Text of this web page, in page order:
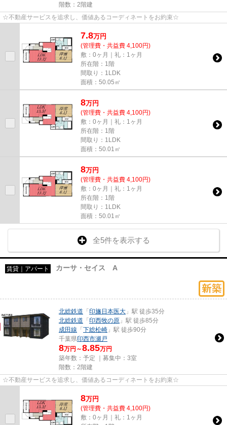
階数：2階建
☆不動産サービスを追求し、価値あるコーディネートをお約束☆
7.8万円
(管理費・共益費 4,100円)
敷：0ヶ月｜礼：1ヶ月
所在階：1階
間取り：1LDK
面積：50.05㎡
8万円
(管理費・共益費 4,100円)
敷：0ヶ月｜礼：1ヶ月
所在階：1階
間取り：1LDK
面積：50.01㎡
8万円
(管理費・共益費 4,100円)
敷：0ヶ月｜礼：1ヶ月
所在階：1階
間取り：1LDK
面積：50.01㎡
全5件を表示する
賃貸｜アパート カーサ・セイス A
北総鉄道 「印旛日本医大 」駅 徒歩35分
北総鉄道 「印西牧の原 」駅 徒歩85分
成田線 「下総松崎 」駅 徒歩90分
千葉県印西市瀬戸
8万円～8.85万円
築年数：予定 ｜募集中： 3室
階数：2階建
☆不動産サービスを追求し、価値あるコーディネートをお約束☆
8万円
(管理費・共益費 4,100円)
敷：0ヶ月｜礼：1ヶ月